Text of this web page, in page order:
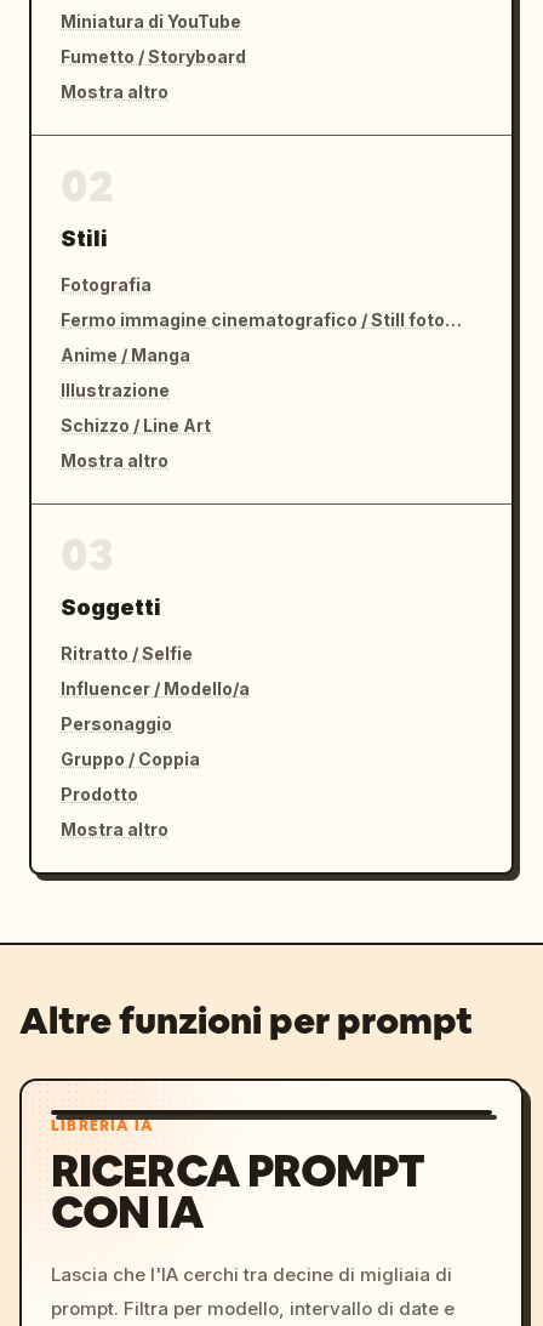
Miniatura di YouTube
Fumetto / Storyboard
Mostra altro
Stili
Fotografia
Fermo immagine cinematografico / Still fotografico
Anime / Manga
Illustrazione
Schizzo / Line Art
Mostra altro
Soggetti
Ritratto / Selfie
Influencer / Modello/a
Personaggio
Gruppo / Coppia
Prodotto
Mostra altro
Altre funzioni per prompt
LIBRERIA IA
RICERCA PROMPT
CON IA
Lascia che l'IA cerchi tra decine di migliaia di
prompt. Filtra per modello, intervallo di date e